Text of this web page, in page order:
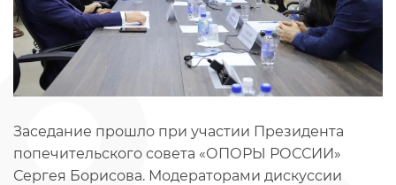
Заседание прошло при участии Президента
попечительского совета «ОПОРЫ РОССИИ»
Сергея Борисова. Модераторами дискуссии